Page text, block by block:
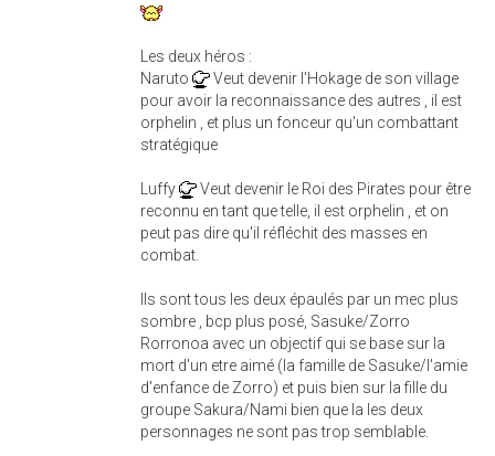
Les deux héros :
Naruto
Veut devenir l'Hokage de son village
pour avoir la reconnaissance des autres , il est
orphelin , et plus un fonceur qu'un combattant
stratégique
Luffy
Veut devenir le Roi des Pirates pour être
reconnu en tant que telle, il est orphelin , et on
peut pas dire qu'il réfléchit des masses en
combat.
Ils sont tous les deux épaulés par un mec plus
sombre , bcp plus posé, Sasuke/Zorro
Rorronoa avec un objectif qui se base sur la
mort d'un etre aimé (la famille de Sasuke/l'amie
d'enfance de Zorro) et puis bien sur la fille du
groupe Sakura/Nami bien que la les deux
personnages ne sont pas trop semblable.